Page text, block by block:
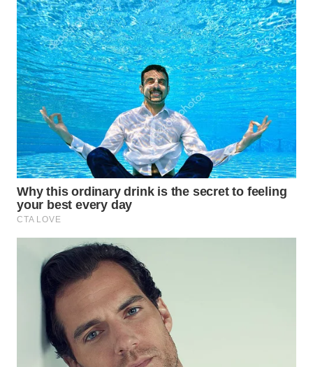
WN
CIREBON
WN
INDRAMAYU
WN
KUNINGAN
WN
MAJALENGKA
WN
SUBANG
SUKABUMI
WN
PURWAKARTA